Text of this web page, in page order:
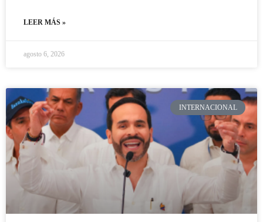
LEER MÁS »
agosto 6, 2026
INTERNACIONAL